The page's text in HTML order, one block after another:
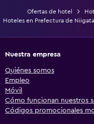
Ofertas de hotel
Hoteles en Prefectura de Niigata
Nuestra empresa
Quiénes somos
Empleo
Móvil
Cómo funcionan nuestros
Códigos promocionales